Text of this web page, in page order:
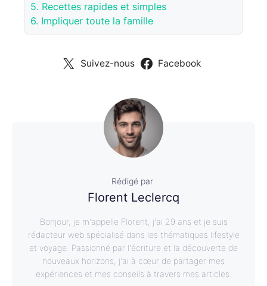
5. Recettes rapides et simples
6. Impliquer toute la famille
Suivez-nous Facebook
Rédigé par
Florent Leclercq
Bonjour, je m'appelle Florent, j'ai 29 ans et je suis
rédacteur web spécialisé dans les thématiques lifestyle
et voyage. Passionné par l'écriture et la découverte de
nouveaux horizons, j'ai à cœur de partager mes
expériences et mes conseils à travers mes articles.